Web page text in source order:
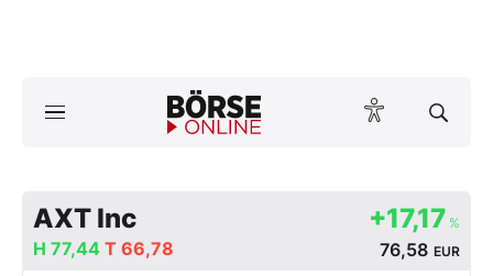
Anlageprodukte
Finanz-Check
AXT Inc +17,17 %
76,58 EUR
H 77,44 T 66,78